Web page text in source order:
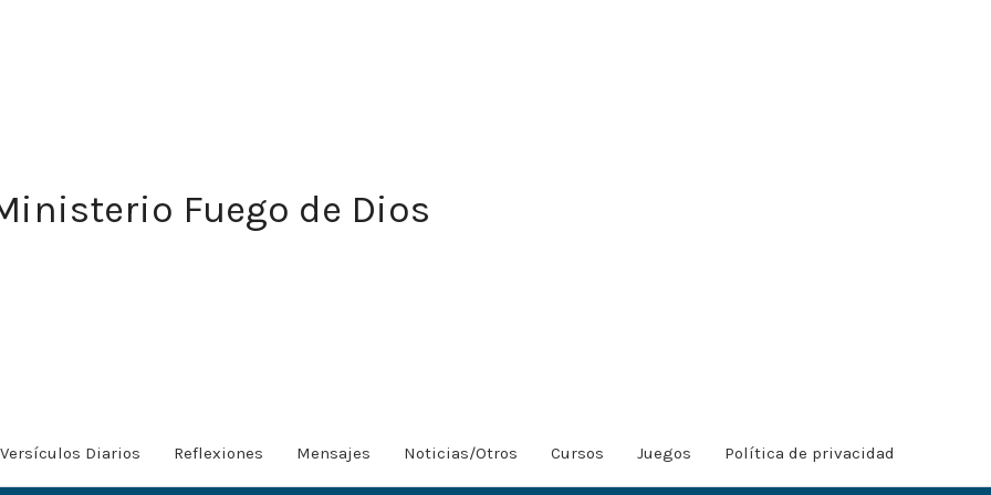
Fuego de Dios
Versículos Diarios Reflexiones Mensajes Noticias/Otros Cursos Juegos Política de privacidad